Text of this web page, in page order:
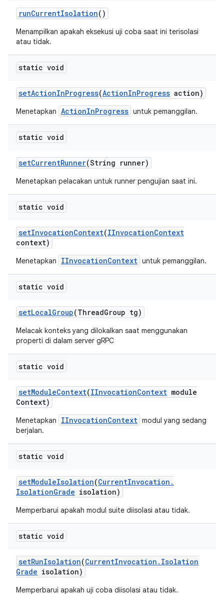
runCurrentIsolation()
Menampilkan apakah eksekusi uji coba saat ini terisolasi
atau tidak.
static void
setActionInProgress(ActionInProgress action)
Menetapkan ActionInProgress untuk pemanggilan.
static void
setCurrentRunner(String runner)
Menetapkan pelacakan untuk runner pengujian saat ini.
static void
setInvocationContext(IInvocationContext
context)
Menetapkan IInvocationContext untuk pemanggilan.
static void
setLocalGroup(ThreadGroup tg)
Melacak konteks yang dilokalkan saat menggunakan
properti di dalam server gRPC
static void
setModuleContext(IInvocationContext module
Context)
Menetapkan IInvocationContext modul yang sedang
berjalan.
static void
setModuleIsolation(CurrentInvocation .
IsolationGrade isolation)
Memperbarui apakah modul suite diisolasi atau tidak.
static void
setRunIsolation(CurrentInvocation . Isolation
Grade isolation)
Memperbarui apakah uji coba diisolasi atau tidak.